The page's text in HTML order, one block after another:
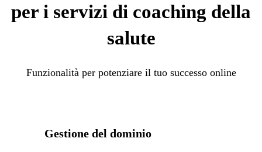
per i servizi di coaching della
salute
Funzionalità per potenziare il tuo successo online
Gestione del dominio